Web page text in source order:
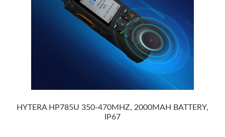
HYTERA HP785U 350-470MHZ, 2000MAH BATTERY,
IP67